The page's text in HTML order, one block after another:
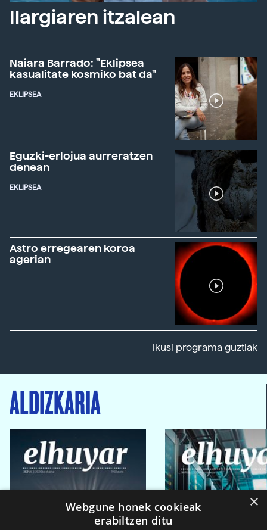
Ilargiaren itzalean
Naiara Barrado: "Eklipsea
kasualitate kosmiko bat da"
EKLIPSEA
Eguzki-erlojua aurreratzen
denean
EKLIPSEA
Astro erregearen koroa
agerian
Ikusi programa guztiak
ALDIZKARIA
×
Webgune honek cookieak
erabiltzen ditu